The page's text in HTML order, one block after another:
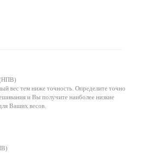
вес тем ниже точность. Определите точно
и Вы получите наиболее низкие
Ваших весов.
(НПВ)